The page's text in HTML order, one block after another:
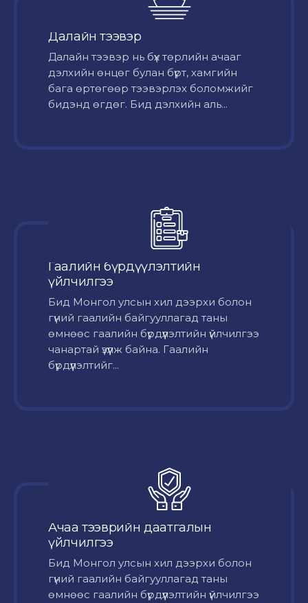
Далайн тээвэр
Далайн тээвэр нь бүх төрлийн ачааг
дэлхийн өнцөг булан бүрт, хамгийн
бага өртөгөөр тээвэрлэх боломжийг
бидэнд өгдөг. Бид дэлхийн аль...
Гаалийн бүрдүүлэлтийн
үйлчилгээ
Бид Монгол улсын хил дээрхи болон
гүний гаалийн байгууллагад таны
өмнөөс гаалийн бүрдүүлэлтийн үйлчилгээ
чанартай үзүүлж байна. Гаалийн
бүрдүүлэлтийг...
Ачаа тээврийн даатгалын
үйлчилгээ
Бид Монгол улсын хил дээрхи болон
гүний гаалийн байгууллагад таны
өмнөөс гаалийн бүрдүүлэлтийн үйлчилгээ